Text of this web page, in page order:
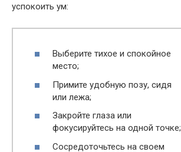
успокоить ум:
Выберите тихое и спокойное
место;
Примите удобную позу, сидя
или лежа;
Закройте глаза или
фокусируйтесь на одной точке;
Сосредоточьтесь на своем